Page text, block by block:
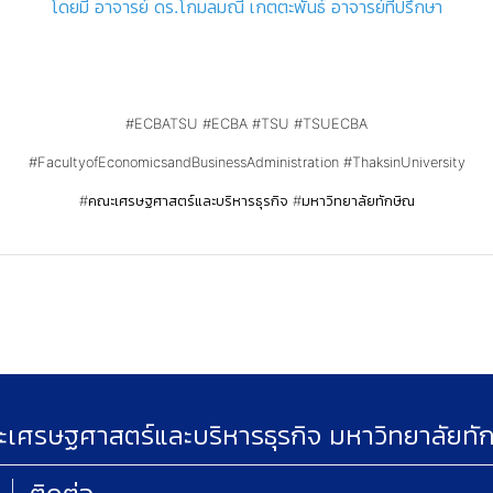
โดยมี อาจารย์ ดร.โกมลมณี เกตตะพันธ์ อาจารย์ที่ปรึกษา
#ECBATSU #ECBA #TSU #TSUECBA
#FacultyofEconomicsandBusinessAdministration #ThaksinUniversity
#คณะเศรษฐศาสตร์และบริหารธุรกิจ #มหาวิทยาลัยทักษิณ
ศรษฐศาสตร์และบริหารธุรกิจ มหาวิทยาลัย